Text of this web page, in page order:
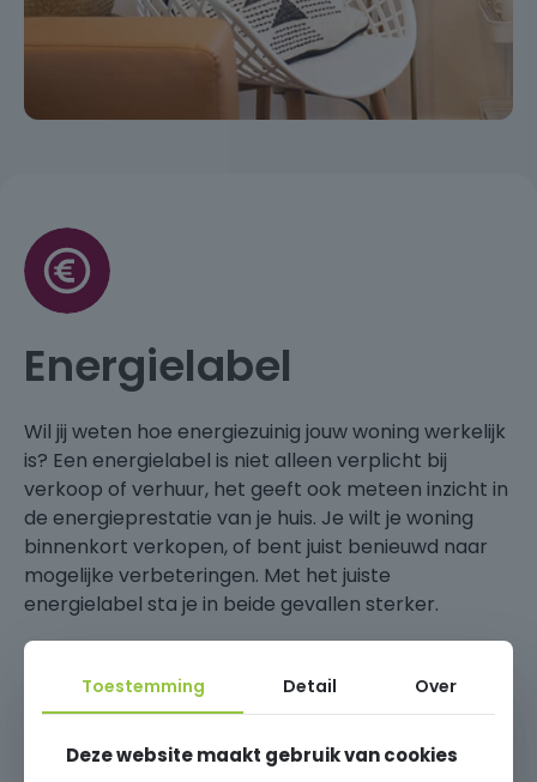
Energielabel
Wil jij weten hoe energiezuinig jouw woning werkelijk
is? Een energielabel is niet alleen verplicht bij
verkoop of verhuur, het geeft ook meteen inzicht in
de energieprestatie van je huis. Je wilt je woning
binnenkort verkopen, of bent juist benieuwd naar
mogelijke verbeteringen. Met het juiste
energielabel sta je in beide gevallen sterker.
Energielabel aanvragen
Toestemming Detail Over
Deze website maakt gebruik van cookies